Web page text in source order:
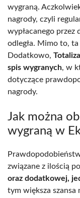
wygraną.
nagrody, czyli
wypłacanego przez
odległa. Mimo to,
Dodatkowo,
spis wygranych, w
dotyczące
nagrody.
Jak można
wygraną w
związane z ilością
oraz dodatkowej,
tym większa szansa